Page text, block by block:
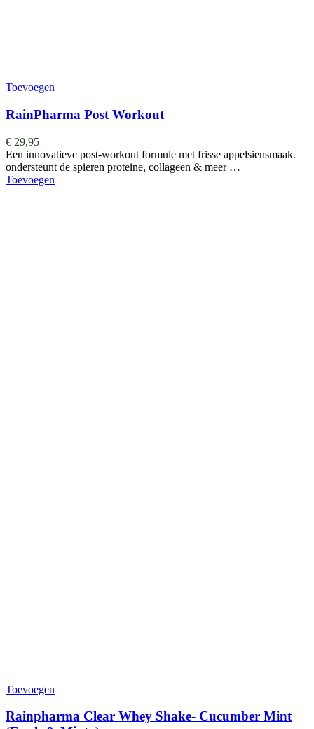
Toevoegen
RainPharma Post Workout
€ 29,95
Een innovatieve post-workout formule met frisse appelsiensmaak.
ondersteunt de spieren proteine, collageen & meer …
Toevoegen
Toevoegen
Rainpharma Clear Whey Shake- Cucumber Mint